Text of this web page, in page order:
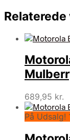
Relaterede
689,95 kr.
På Udsalg!